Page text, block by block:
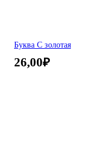
Буква С золотая
26,00₽